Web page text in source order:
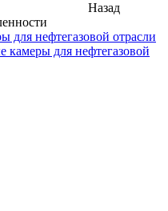
Назад
для нефтегазовой отрасли
для нефтегазовой